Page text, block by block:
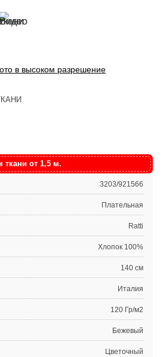
в высоком разрешение
ткани от 1,5 м.
3203/921566
Плательная
Ratti
Хлопок 100%
140 см
Италия
120 Гр/м2
Бежевый
Цветочный